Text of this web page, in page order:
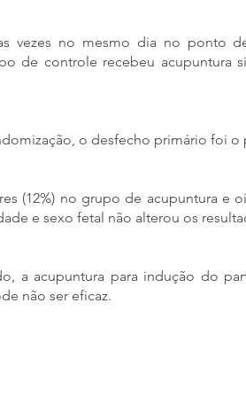
vezes no mesmo dia no ponto
de controle recebeu acupuntura
o desfecho primário foi o
(12%) no grupo de acupuntura e
e sexo fetal não alterou os
a acupuntura para indução do
não ser eficaz.